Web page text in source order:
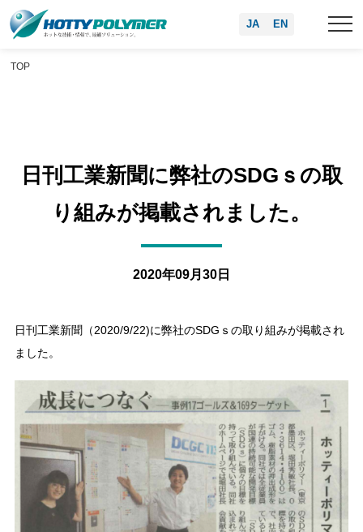
EN
JA
TOP
日刊工業新聞に弊社のSDGｓの取
り組みが掲載されました。
2020年09月30日
日刊工業新聞（2020/9/22)に弊社のSDGｓの取り組みが掲載され
ました。